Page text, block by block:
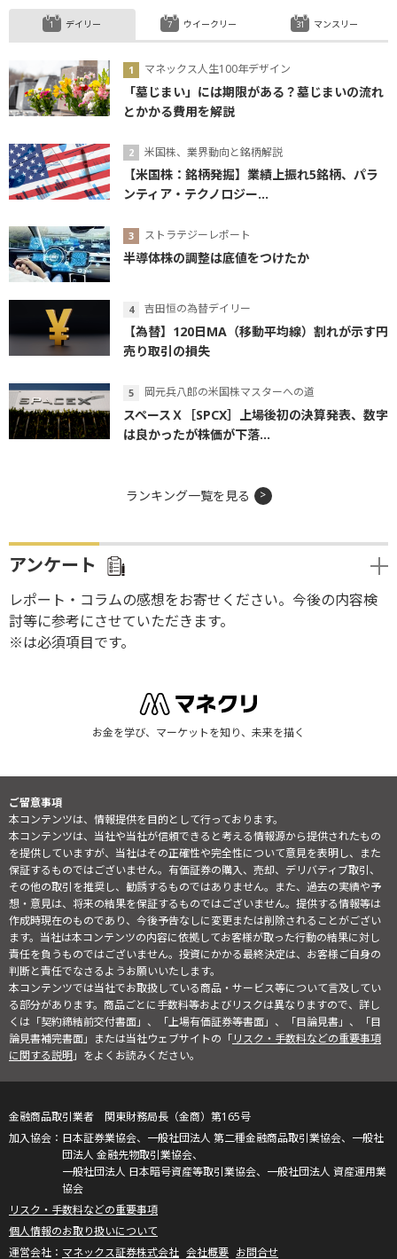
デイリー
マネックス人生100年デザイン
「墓じまい」には期限がある？墓じまいの流れ
とかかる費用を解説
米国株、業界動向と銘柄解説
【米国株：銘柄発掘】業績上振れ5銘柄、パラ
ンティア・テクノロジー...
ストラテジーレポート
半導体株の調整は底値をつけたか
吉田恒の為替デイリー
【為替】120日MA（移動平均線）割れが示す円
売り取引の損失
岡元兵八郎の米国株マスターへの道
スペースＸ［SPCX］上場後初の決算発表、数字
は良かったが株価が下落...
ウイークリー マンスリー
ランキング一覧を見る
アンケート
レポート・コラムの感想をお寄せください。今後の内容検
討等に参考にさせていただきます。
※は必須項目です。
お金を学び、マーケットを知り、未来を描く
ご留意事項
本コンテンツは、情報提供を目的として行っております。
本コンテンツは、当社や当社が信頼できると考える情報源から提供されたもの
を提供していますが、当社はその正確性や完全性について意見を表明し、また
保証するものではございません。有価証券の購入、売却、デリバティブ取引、
その他の取引を推奨し、勧誘するものではありません。また、過去の実績や予
想・意見は、将来の結果を保証するものではございません。提供する情報等は
作成時現在のものであり、今後予告なしに変更または削除されることがござい
ます。当社は本コンテンツの内容に依拠してお客様が取った行動の結果に対し
責任を負うものではございません。投資にかかる最終決定は、お客様ご自身の
判断と責任でなさるようお願いいたします。
本コンテンツでは当社でお取扱している商品・サービス等について言及してい
る部分があります。商品ごとに手数料等およびリスクは異なりますので、詳し
くは「契約締結前交付書面」、「上場有価証券等書面」、「目論見書」、「目
論見書補完書面」または当社ウェブサイトの「リスク・手数料などの重要事項
に関する説明」をよくお読みください。
金融商品取引業者 関東財務局長（金商）第165号
日本証券業協会、一般社団法人 第二種金融商品取引業協会、一般社
団法人 金融先物取引業協会、
一般社団法人 日本暗号資産等取引業協会、一般社団法人 資産運用業
協会
リスク・手数料などの重要事項
個人情報のお取り扱いについて
マネックス証券株式会社 会社概要 お問合せ